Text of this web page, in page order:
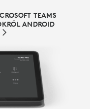
TEAMS
ANDROID